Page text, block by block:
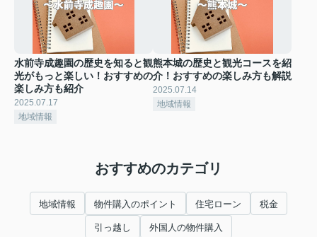
水前寺成趣園の歴史を知ると観
光がもっと楽しい！おすすめの
楽しみ方も紹介
2025.07.17
地域情報
熊本城の歴史と観光コースを紹
介！おすすめの楽しみ方も解説
2025.07.14
地域情報
おすすめのカテゴリ
地域情報 物件購入のポイント 住宅ローン 税金
引っ越し 外国人の物件購入